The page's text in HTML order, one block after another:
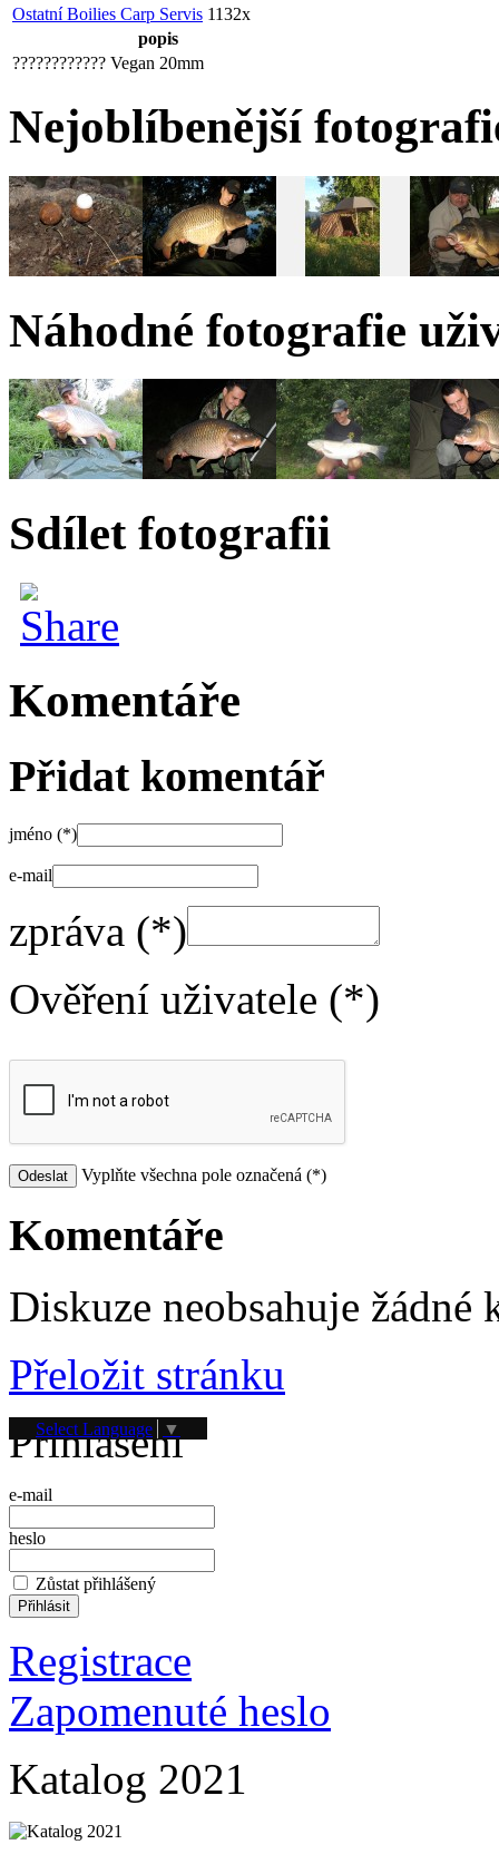
Ostatní Boilies Carp Servis 1132x
popis
???????????? Vegan 20mm
Nejoblíbenější
Náhodné fotografie
Sdílet fotografii
Komentáře
Přidat komentář
jméno (*)
e-mail
zpráva (*)
Ověření uživatele (*)
Vyplňte všechna pole označená (*)
Komentáře
Diskuze neobsahuje žádné
Přeložit stránku
Select Language ▼
Přihlášení
e-mail
heslo
Zůstat přihlášený
Registrace
Zapomenuté heslo
Katalog 2021